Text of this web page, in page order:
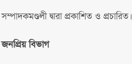
সম্পাদকমণ্ডলী দ্বারা প্রকাশিত ও প্রচারিত।
জনপ্রিয় বিভাগ